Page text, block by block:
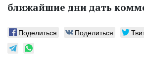
ближайшие дни дать
Поделиться Поделиться